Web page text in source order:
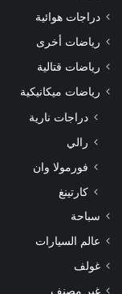
دراجات هوائية
رياضات أخرى
رياضات قتالية
رياضات ميكانيكية
دراجات نارية
رالي
فورمولا وان
كارتينغ
سباحة
عالم السيارات
غولف
غير مصنف